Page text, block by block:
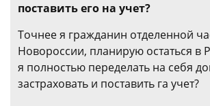
поставить его на учет?
Точнее я гражданин отделенной
Новороссии, планирую остаться в
я полностью переделать на себя
застраховать и поставить га учет?